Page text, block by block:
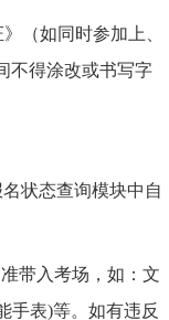
（如同时参加上、
不得涂改或书写字
名状态查询模块中自
带入考场，如：文
手表)等。如有违反